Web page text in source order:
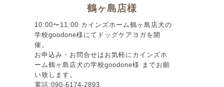
鶴ヶ島店様
10:00〜11:00 カインズホーム鶴ヶ島店犬の
学校goodone様にてドッグケアヨガを開
催。
お申込み・お問合せはお気軽にカインズホ
ーム鶴ヶ島店犬の学校goodone様 までお願
い致します。
電話:090-6174-2893